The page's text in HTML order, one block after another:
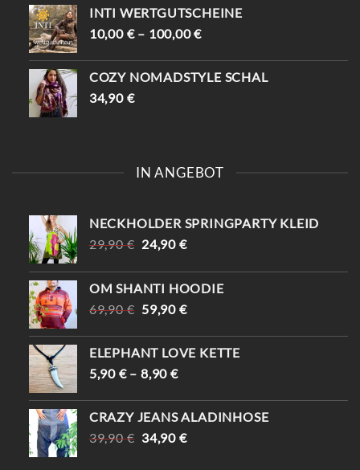
INTI WERTGUTSCHEINE
10,00 €– 100,00€
COZY NOMADSTYLE SCHAL
34,90 €
IN ANGEBOT
NECKHOLDER SPRINGPARTY KLEID
29,90€ URSPRÜNGLICHER
WAR:
29,90 €
24,90 €AKTUELLER
IST:
24,90 €.
OM SHANTI HOODIE
69,90€ URSPRÜNGLICHER
WAR:
69,90 €
59,90 €AKTUELLER
IST:
59,90 €.
ELEPHANT LOVE KETTE
5,90 €–8,90€
CRAZY JEANS ALADINHOSE
39,90€ URSPRÜNGLICHER
34,90 €AKTUELLER